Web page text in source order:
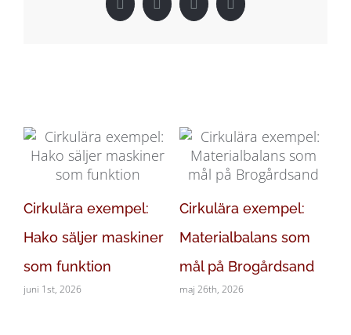
hos
Facebook
X LinkedInPinterest
Cirkulära exempel:
Hako säljer maskiner
som funktion
juni 1st, 2026
Cirkulära exempel:
Materialbalans som
mål på Brogårdsand
maj 26th, 2026